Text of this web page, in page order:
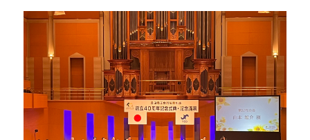
工会議所青年部事務局TEL：0568-81-4141みなさ
まのご参加を心よりお待ちしています！
だいておりますOB新年会ですが今回は副会頭お
ふたりのご退任吉見副会頭のご就任の年度となり
いつもより最大にとても多くのOB、青年部メン
バーが集まりました。 長年春日井商工会議所の発
展に尽力して下さいました、岡部前副会頭・水野